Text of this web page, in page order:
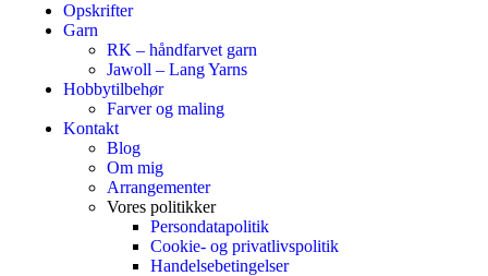
Opskrifter
Garn
RK – håndfarvet garn
Jawoll – Lang Yarns
Hobbytilbehør
Farver og maling
Kontakt
Blog
Om mig
Arrangementer
Vores politikker
Persondatapolitik
Cookie- og privatlivspolitik
Handelsebetingelser